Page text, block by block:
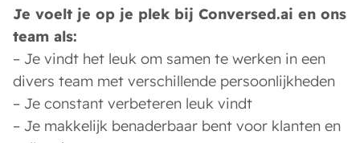
Je voelt je op je plek bij Conversed.ai en ons
team als:
– Je vindt het leuk om samen te werken in een
divers team met verschillende persoonlijkheden
– Je constant verbeteren leuk vindt
– Je makkelijk benaderbaar bent voor klanten en